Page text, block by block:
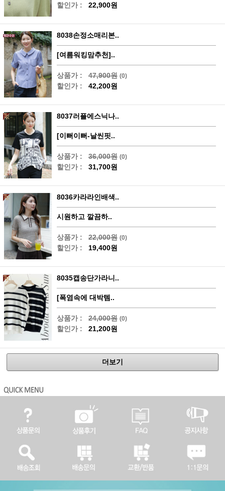
할인가 : 22,900원
8038손정소매리본..
[여름워킹맘추천]..
상품가 : 47,900원 (0)
할인가 : 42,200원
8037러플에스닉나..
[이뻐이뻐-날씬핏..
상품가 : 36,000원 (0)
할인가 : 31,700원
8036카라라인배색..
시원하고 깔끔하..
상품가 : 22,000원 (0)
할인가 : 19,400원
8035캡송단가라니..
[폭염속에 대박템..
상품가 : 24,000원 (0)
할인가 : 21,200원
더보기